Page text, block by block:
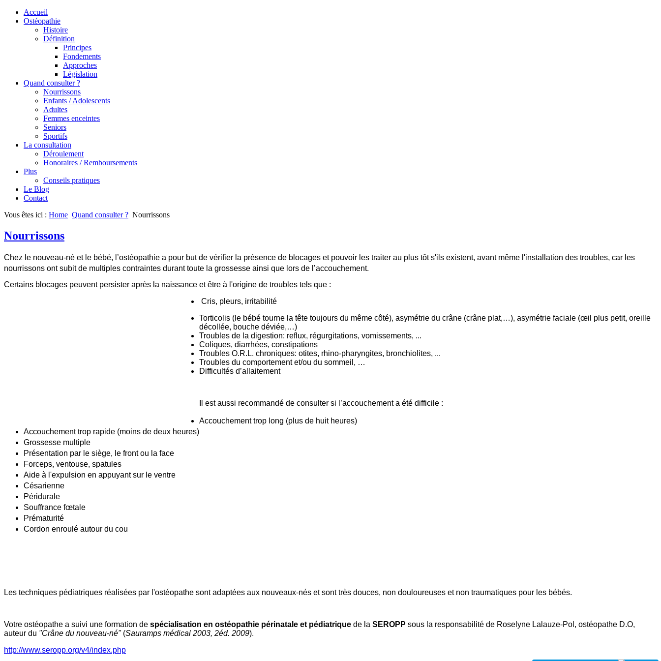
Accueil
Ostéopathie
Histoire
Définition
Principes
Fondements
Approches
Législation
Quand consulter ?
Nourrissons
Enfants / Adolescents
Adultes
Femmes enceintes
Seniors
Sportifs
La consultation
Déroulement
Honoraires / Remboursements
Plus
Conseils pratiques
Le Blog
Contact
Vous êtes ici : Home Quand consulter ? Nourrissons
Nourrissons
Chez le nouveau-né et le bébé, l’ostéopathie a pour but de vérifier la présence de blocages et pouvoir les traiter au plus tôt s'ils existent, avant même l'installation des troubles, car les
nourrissons ont subit de multiples contraintes durant toute la grossesse ainsi que lors de l’accouchement.
Certains blocages peuvent persister après la naissance et être à l'origine de troubles tels que :
Cris, pleurs, irritabilité
Torticolis (le bébé tourne la tête toujours du même côté), asymétrie du crâne (crâne plat,…), asymétrie faciale (œil plus petit, oreille
décollée, bouche déviée,…)
Troubles de la digestion: reflux, régurgitations, vomissements, ...
Coliques, diarrhées, constipations
Troubles O.R.L. chroniques: otites, rhino-pharyngites, bronchiolites, ...
Troubles du comportement et/ou du sommeil, …
Difficultés d’allaitement
Il est aussi recommandé de consulter si l’accouchement a été difficile :
Accouchement trop long (plus de huit heures)
Accouchement trop rapide (moins de deux heures)
Grossesse multiple
Présentation par le siège, le front ou la face
Forceps, ventouse, spatules
Aide à l'expulsion en appuyant sur le ventre
Césarienne
Péridurale
Souffrance fœtale
Prématurité
Cordon enroulé autour du cou
Les techniques pédiatriques réalisées par l'ostéopathe sont adaptées aux nouveaux-nés et sont très douces, non douloureuses et non traumatiques pour les bébés.
Votre ostéopathe a suivi une formation de spécialisation en ostéopathie périnatale et pédiatrique de la SEROPP sous la responsabilité de Roselyne Lalauze-Pol, ostéopathe D.O,
auteur du "Crâne du nouveau-né"(Sauramps médical 2003, 2éd. 2009).
http://www.seropp.org/v4/index.php